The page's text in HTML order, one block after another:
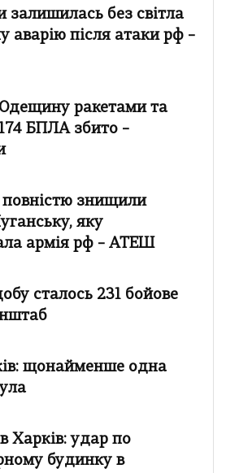
залишилась без світла
аварію після атаки рф –
ракетами та
БПЛА збито –
знищили
яку
армія рф – АТЕШ
сталось 231 бойове
щонайменше одна
Харків: удар по
будинку в